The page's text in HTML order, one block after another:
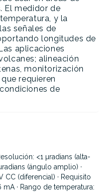
El medidor de
y la
señales de
longitudes de
aplicaciones
alineación
monitorización
requieren
de
<1 µradians (alta-
(ángulo amplio) ·
CC (diferencial) · Requisito
mA · Rango de temperatura: